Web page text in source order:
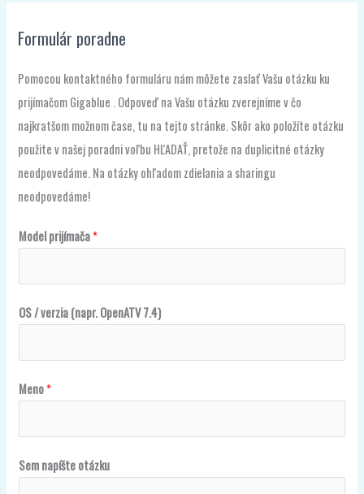
Formulár poradne
Pomocou kontaktného formuláru nám môžete zaslať Vašu otázku ku
prijímačom Gigablue . Odpoveď na Vašu otázku zverejníme v čo
najkratšom možnom čase, tu na tejto stránke. Skôr ako položíte otázku
použite v našej poradni voľbu HĽADAŤ, pretože na duplicitné otázky
neodpovedáme. Na otázky ohľadom zdielania a sharingu
neodpovedáme!
Model prijímača*
OS / verzia (napr. OpenATV 7.4)
*
p
j
Meno*
Sem napíšte otázku